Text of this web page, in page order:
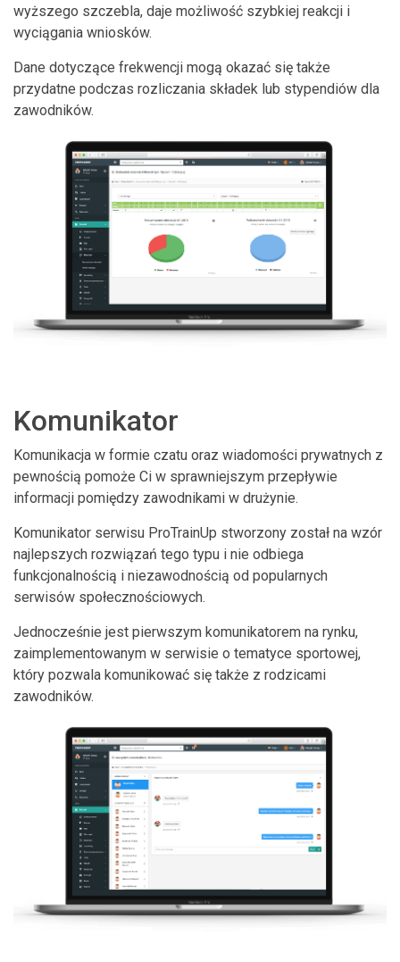
wyższego szczebla, daje możliwość szybkiej reakcji i
wyciągania wniosków.
Dane dotyczące frekwencji mogą okazać się także
przydatne podczas rozliczania składek lub stypendiów dla
zawodników.
Komunikator
Komunikacja w formie czatu oraz wiadomości prywatnych z
pewnością pomoże Ci w sprawniejszym przepływie
informacji pomiędzy zawodnikami w drużynie.
Komunikator serwisu ProTrainUp stworzony został na wzór
najlepszych rozwiązań tego typu i nie odbiega
funkcjonalnością i niezawodnością od popularnych
serwisów społecznościowych.
Jednocześnie jest pierwszym komunikatorem na rynku,
zaimplementowanym w serwisie o tematyce sportowej,
który pozwala komunikować się także z rodzicami
zawodników.